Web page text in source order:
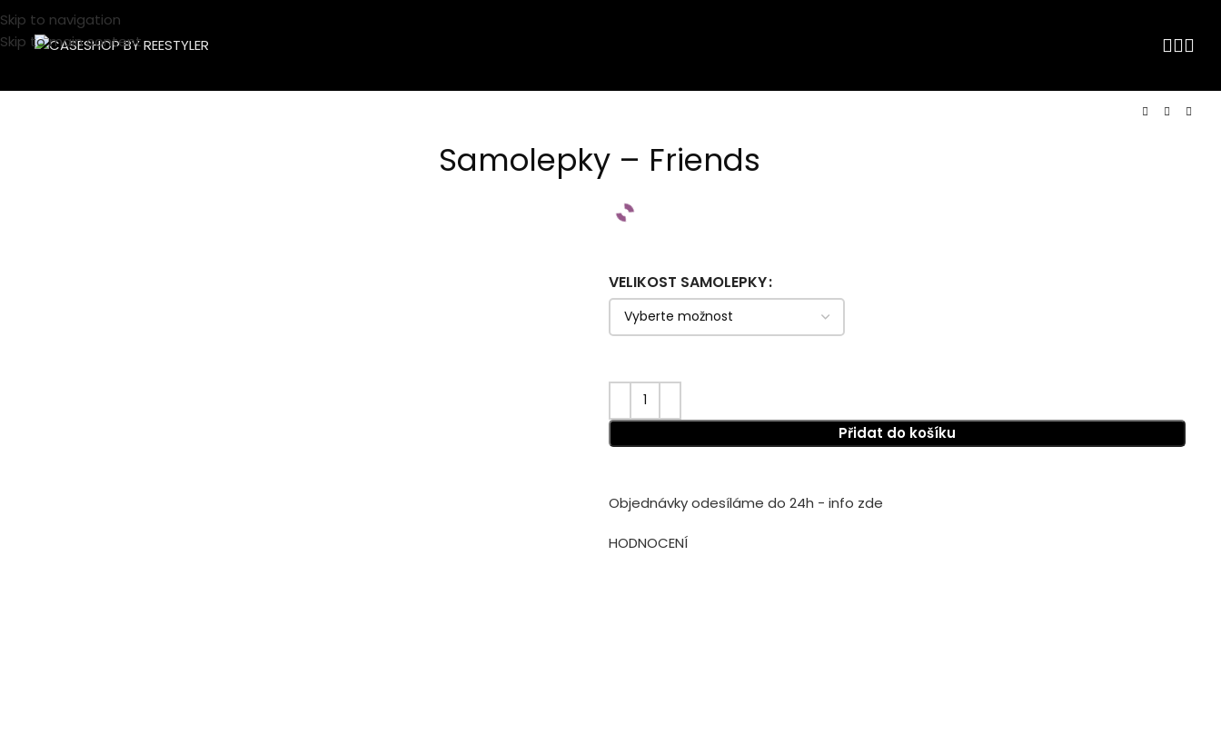
Skip to navigation
Skip to main content
Samolepky – Friends
VELIKOST SAMOLEPKY
Přidat do košíku
Objednávky odesíláme do 24h - info zde
HODNOCENÍ